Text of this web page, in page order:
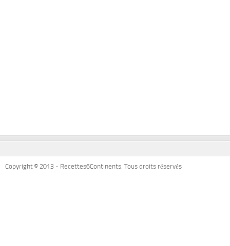
Copyright © 2013 - Recettes6Continents. Tous droits réservés